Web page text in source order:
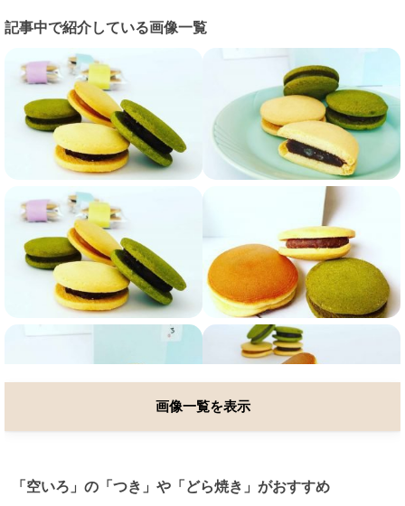
記事中で紹介している画像一覧
画像一覧を表示
「空いろ」の「つき」や「どら焼き」がおすすめ